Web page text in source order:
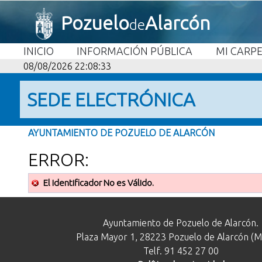
PozuelodeAlarcón
INICIO INFORMACIÓN PÚBLICA MI
08/08/2026 22:08:33
SEDE ELECTRÓNICA
AYUNTAMIENTO DE POZUELO DE ALARCÓN
ERROR:
El Identificador No es Válido.
Ayuntamiento de Pozuelo de Alarcón.
Plaza Mayor 1, 28223 Pozuelo de Alarcón
Telf. 91 452 27 00